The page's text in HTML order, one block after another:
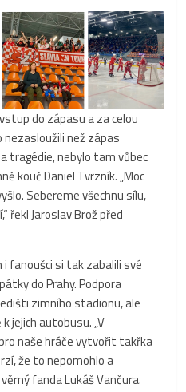
do zápasu a za celou
než zápas
tragédie, nebylo tam vůbec
kouč Daniel Tvrzník. „Moc
Sebereme všechnu sílu,
řekl Jaroslav Brož před
fanoušci si tak zabalili své
do Prahy. Podpora
zimního stadionu, ale
jejich autobusu. „V
naše hráče vytvořit takřka
že to nepomohlo a
fanda Lukáš Vančura.